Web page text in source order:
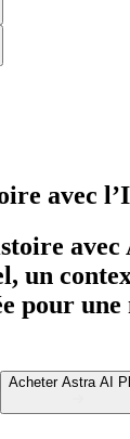
avec
un
pour
Acheter Astra AI